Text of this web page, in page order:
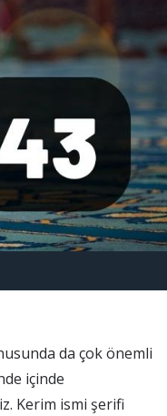
da çok önemli
içinde
Kerim ismi şerifi